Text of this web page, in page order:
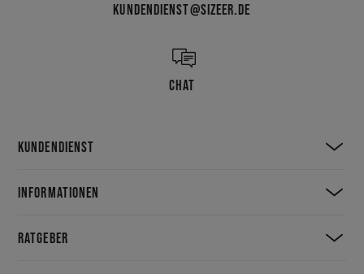
KUNDENDIENST@SIZEER.DE
CHAT
KUNDENDIENST
INFORMATIONEN
RATGEBER